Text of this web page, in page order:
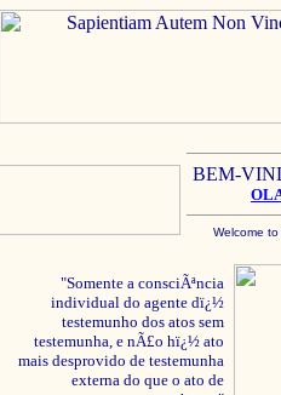
BEM-
Welcome
"Somente a consciÃªncia
individual do agente dï¿½
testemunho dos atos sem
testemunha, e nÃ£o hï¿½ ato
mais desprovido de testemunha
externa do que o ato de